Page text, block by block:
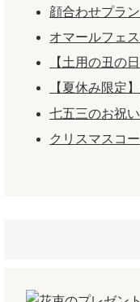
顔合わせプラ
オマールフェ
【土用の丑の
【夏休み限定
七五三のお祝
クリスマスコ